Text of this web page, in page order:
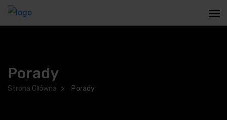
Porady
Strona Główna Porady